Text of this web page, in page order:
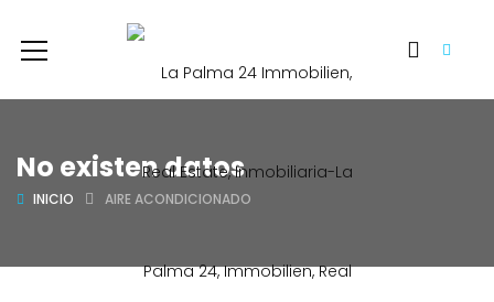
No existen datos
INICIO AIRE ACONDICIONADO